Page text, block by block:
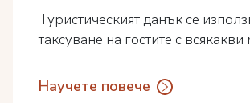
Туристическият данък се
таксуване на гостите с всякакви
Научете повече